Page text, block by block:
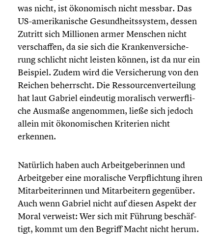
was nicht, ist ökono­misch nicht messbar. Das
US-amerikanische Gesund­heits­sys­tem, dessen
Zutritt sich Millionen armer Menschen nicht
verschaf­fen, da sie sich die Kranken­ver­si­che­
rung schlicht nicht leisten können, ist da nur ein
Beispiel. Zudem wird die Versi­che­rung von den
Reichen beherrscht. Die Ressour­cen­ver­tei­lung
hat laut Gabriel eindeutig moralisch verwerf­li­
che Ausmaße angenom­men, ließe sich jedoch
allein mit ökono­mi­schen Kriterien nicht
erkennen.
Natürlich haben auch Arbeit­ge­be­rin­nen und
Arbeit­ge­ber eine morali­sche Verpflich­tung ihren
Mitar­bei­te­rin­nen und Mitar­bei­tern gegenüber.
Auch wenn Gabriel nicht auf diesen Aspekt der
Moral verweist: Wer sich mit Führung beschäf­
tigt, kommt um den Begriff Macht nicht herum.